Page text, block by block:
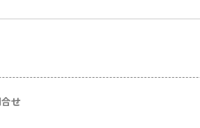
せ